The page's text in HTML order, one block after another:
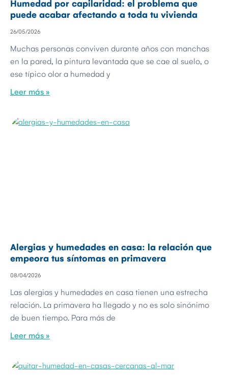
Humedad por capilaridad: el problema que
puede acabar afectando a toda tu vivienda
26/05/2026
Muchas personas conviven durante años con manchas
en la pared, la pintura levantada que se cae al suelo, o
ese típico olor a humedad y
Leer más »
Alergias y humedades en casa: la relación que
empeora tus síntomas en primavera
08/04/2026
Las alergias y humedades en casa tienen una estrecha
relación. La primavera ha llegado y no es solo sinónimo
de buen tiempo. Para más de
Leer más »